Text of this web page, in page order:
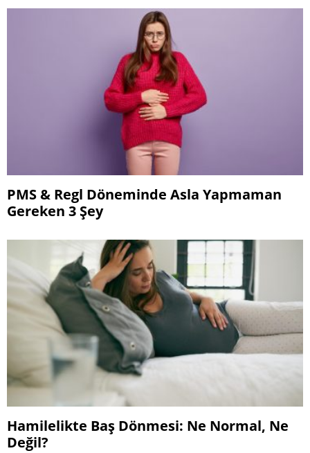
PMS & Regl Döneminde Asla Yapmaman
Gereken 3 Şey
Hamilelikte Baş Dönmesi: Ne Normal, Ne
Değil?